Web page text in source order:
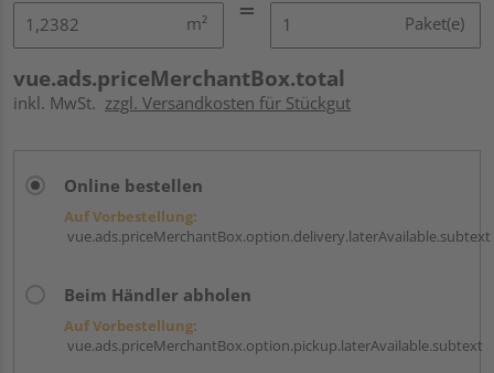
m² Paket(e)
vue.ads.priceMerchantBox.total
inkl. MwSt. zzgl. Versandkosten für Stückgut
Online bestellen
Auf Vorbestellung:
vue.ads.priceMerchantBox.option.delivery.laterAvailable.subtext
Beim Händler abholen
Auf Vorbestellung:
vue.ads.priceMerchantBox.option.pickup.laterAvailable.subtext